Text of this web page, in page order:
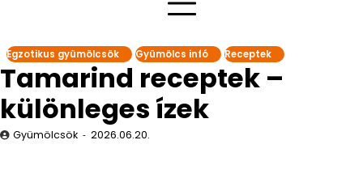
Egzotikus gyümölcsök Gyümölcs infó Receptek
Tamarind receptek –
különleges ízek
Gyümölcsök 2026.06.20.